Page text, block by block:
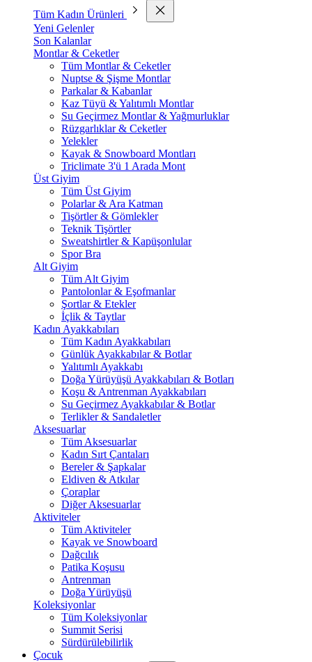
Tüm Kadın Ürünleri
Yeni Gelenler
Son Kalanlar
Montlar & Ceketler
Tüm Montlar & Ceketler
Nuptse & Şişme Montlar
Parkalar & Kabanlar
Kaz Tüyü & Yalıtımlı Montlar
Su Geçirmez Montlar & Yağmurluklar
Rüzgarlıklar & Ceketler
Yelekler
Kayak & Snowboard Montları
Triclimate 3'ü 1 Arada Mont
Üst Giyim
Tüm Üst Giyim
Polarlar & Ara Katman
Tişörtler & Gömlekler
Teknik Tişörtler
Sweatshirtler & Kapüşonlular
Spor Bra
Alt Giyim
Tüm Alt Giyim
Pantolonlar & Eşofmanlar
Şortlar & Etekler
İçlik & Taytlar
Kadın Ayakkabıları
Tüm Kadın Ayakkabıları
Günlük Ayakkabılar & Botlar
Yalıtımlı Ayakkabı
Doğa Yürüyüşü Ayakkabıları & Botları
Koşu & Antrenman Ayakkabıları
Su Geçirmez Ayakkabılar & Botlar
Terlikler & Sandaletler
Aksesuarlar
Tüm Aksesuarlar
Kadın Sırt Çantaları
Bereler & Şapkalar
Eldiven & Atkılar
Çoraplar
Diğer Aksesuarlar
Aktiviteler
Tüm Aktiviteler
Kayak ve Snowboard
Dağcılık
Patika Koşusu
Antrenman
Doğa Yürüyüşü
Koleksiyonlar
Tüm Koleksiyonlar
Summit Serisi
Sürdürülebilirlik
Çocuk